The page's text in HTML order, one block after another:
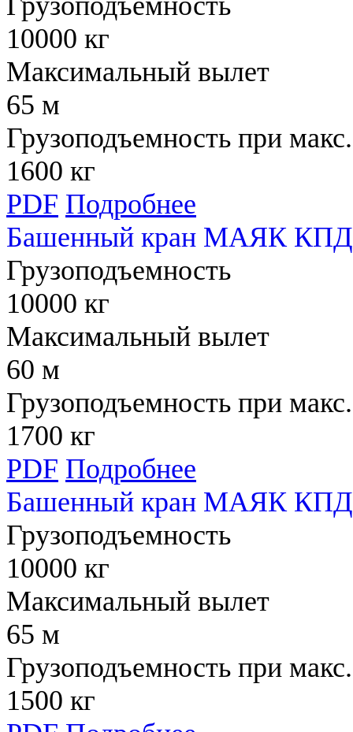
10000 кг
Максимальный вылет
65 м
Грузоподъемность при
1600 кг
PDF Подробнее
Башенный кран МАЯК КПД
Грузоподъемность
10000 кг
Максимальный вылет
60 м
Грузоподъемность при
1700 кг
PDF Подробнее
Башенный кран МАЯК КПД
Грузоподъемность
10000 кг
Максимальный вылет
65 м
Грузоподъемность при
1500 кг